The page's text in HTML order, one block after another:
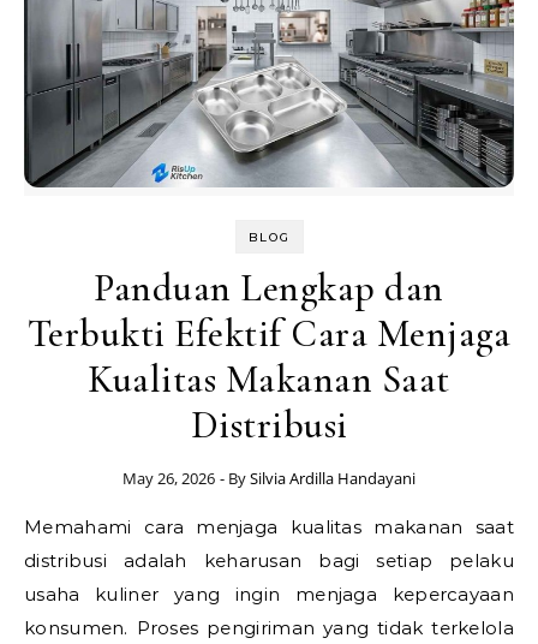
BLOG
Panduan Lengkap dan
Terbukti Efektif Cara Menjaga
Kualitas Makanan Saat
Distribusi
May 26, 2026 - BySilvia Ardilla Handayani
Memahami cara menjaga kualitas makanan saat
distribusi adalah keharusan bagi setiap pelaku
usaha kuliner yang ingin menjaga kepercayaan
konsumen. Proses pengiriman yang tidak terkelola